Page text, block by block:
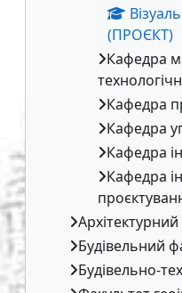
(ПРОЄКТ)
Кафедра
Кафедра
Кафедра
Кафедра
Кафедра
Будівельний
Будівельно-